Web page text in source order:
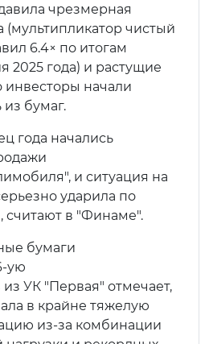
чрезмерная
(мультипликатор чистый
6.4× по итогам
2025 года) и растущие
инвесторы начали
бумаг.
года начались
и ситуация на
ударила по
считают в "Финаме".
бумаги
ую
из УК "Первая" отмечает,
в крайне тяжелую
из-за комбинации